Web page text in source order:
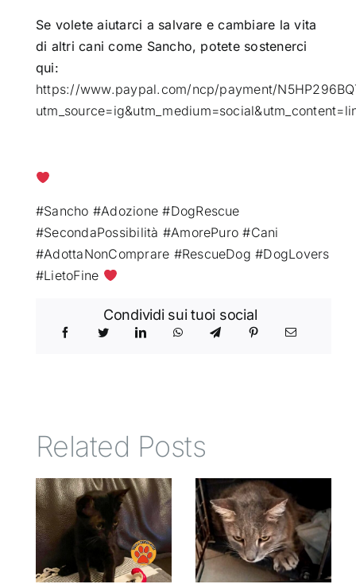
Se volete aiutarci a salvare e cambiare la vita
di altri cani come Sancho, potete sostenerci
qui:
https://www.paypal.com/ncp/payment/
#Sancho #Adozione #DogRescue
#SecondaPossibilità #AmorePuro #Cani
#AdottaNonComprare #RescueDog #DogLovers
#LietoFine
Condividi sui tuoi social
Related Posts